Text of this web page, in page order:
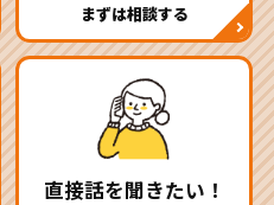
まずは相談する
直接話を聞きたい！